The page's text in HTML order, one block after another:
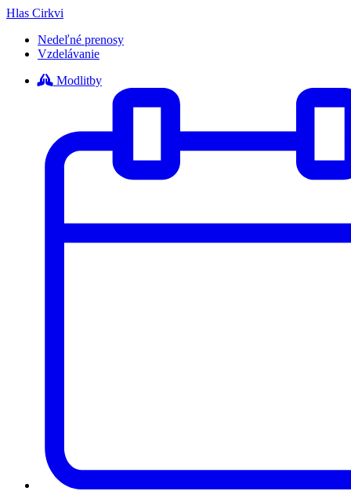
Hlas Cirkvi
Nedeľné prenosy
Vzdelávanie
Modlitby